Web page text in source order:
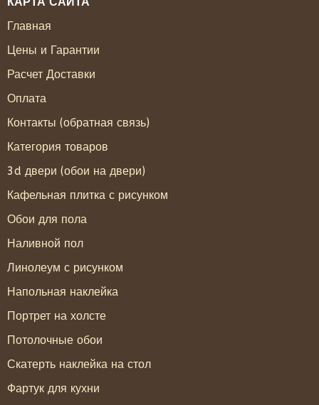
Главная
Цены и Гарантии
Расчет Доставки
Оплата
Контакты (обратная связь)
Категория товаров
3d двери (обои на двери)
Кафельная плитка с рисунком
Обои для пола
Наливной пол
Линолеум с рисунком
Напольная наклейка
Портрет на холсте
Потолочные обои
Скатерть наклейка на стол
Фартук для кухни